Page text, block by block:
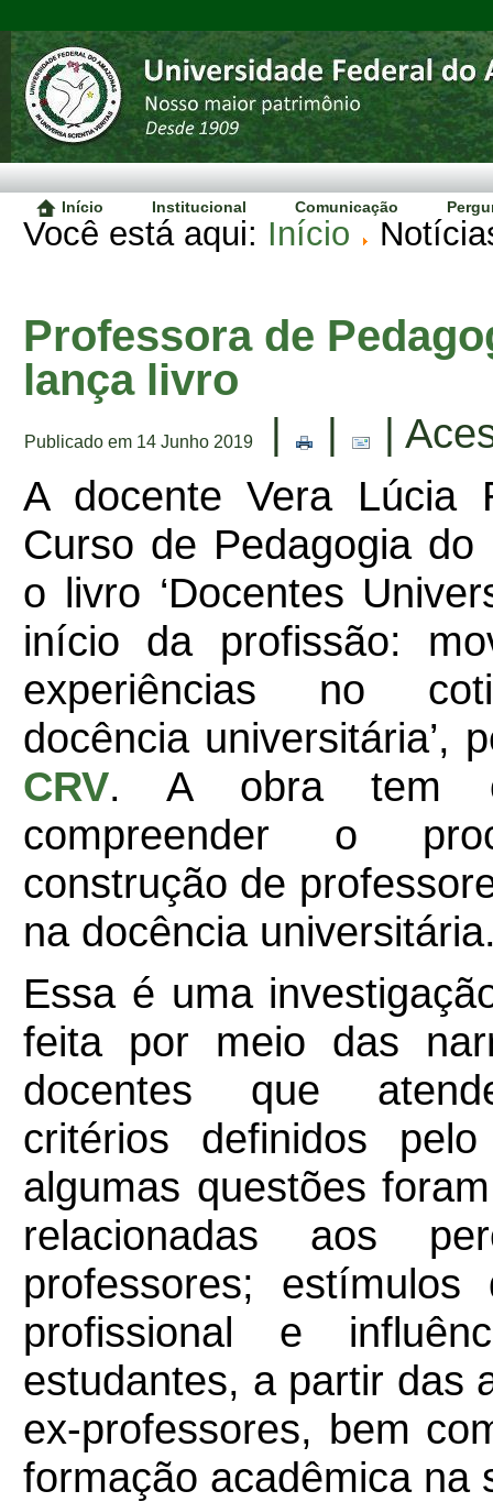
Início Institucional Comunicação
Você está aqui: Início
Professora de
lança livro
Publicado em 14 Junho 2019 | |
|
A docente Vera Lúcia
Curso de Pedagogia
o livro ‘Docentes
início da profissão:
experiências no
docência universitária’,
CRV. A obra tem
compreender o
construção de
na docência
Essa é uma
feita por meio das
docentes que
critérios definidos
algumas questões
relacionadas aos
professores;
profissional e
estudantes, a partir das
ex-professores, bem
formação acadêmica na